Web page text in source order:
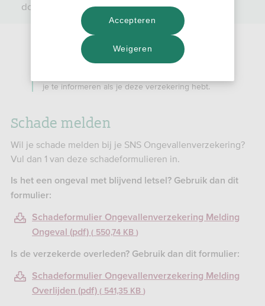
door een ongeval.
Goed om te weten: Deze verzekering kun je niet
je te informeren als je deze verzekering hebt.
Schade melden
Wil je schade melden bij je SNS Ongevallenverzekering?
Vul dan 1 van deze schadeformulieren in.
Is het een ongeval met blijvend letsel? Gebruik dan dit
formulier:
Schadeformulier Ongevallenverzekering Melding
Ongeval (pdf)
550,74 KB
Is de verzekerde overleden? Gebruik dan dit formulier:
Schadeformulier Ongevallenverzekering Melding
Overlijden (pdf)
541,35 KB
Weigeren
Accepteren